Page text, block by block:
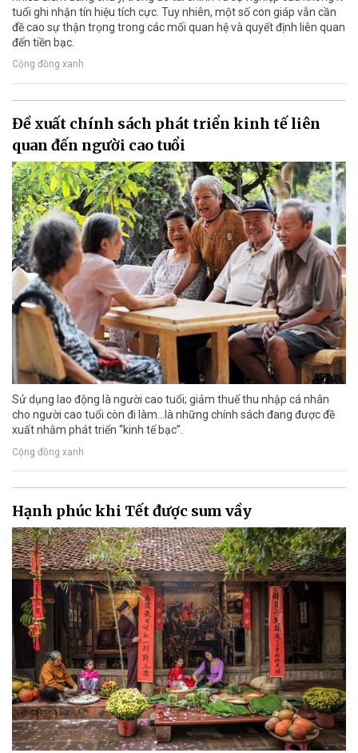
tuổi ghi nhận tín hiệu tích cực. Tuy nhiên, một số con giáp vẫn cần
đề cao sự thận trọng trong các mối quan hệ và quyết định liên quan
đến tiền bạc.
Cộng đồng xanh
Đề xuất chính sách phát triển kinh tế liên
quan đến người cao tuổi
Sử dụng lao động là người cao tuổi; giảm thuế thu nhập cá nhân
cho người cao tuổi còn đi làm…là những chính sách đang được đề
xuất nhằm phát triển “kinh tế bạc”.
Cộng đồng xanh
Hạnh phúc khi Tết được sum vầy